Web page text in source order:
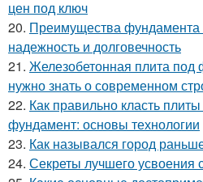
цен под ключ
20. Преимущества фундамента
надежность и долговечность
21. Железобетонная плита под
нужно знать о современном
22. Как правильно класть
фундамент: основы технологии
23. Как назывался город
24. Секреты лучшего усвоения